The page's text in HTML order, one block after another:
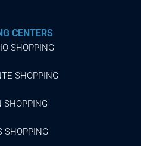
CENTERS
SHOPPING
SHOPPING
SHOPPING
SHOPPING